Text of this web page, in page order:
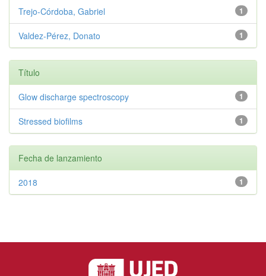
1
Trejo‑Córdoba, Gabriel
1
Valdez‑Pérez, Donato
Título
1
Glow discharge spectroscopy
1
Stressed biofilms
Fecha de lanzamiento
1
2018